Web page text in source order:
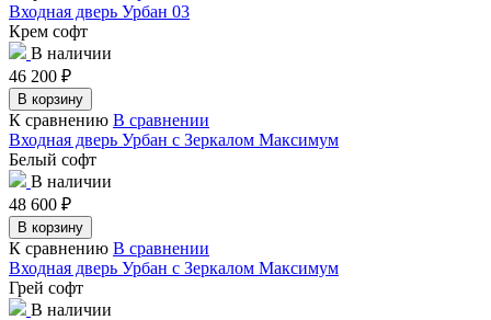
Входная дверь Урбан 03
Крем софт
В наличии
46 200 ₽
В корзину
К сравнению В сравнении
Входная дверь Урбан с Зеркалом Максимум
Белый софт
В наличии
48 600 ₽
В корзину
К сравнению В сравнении
Входная дверь Урбан с Зеркалом Максимум
Грей софт
В наличии